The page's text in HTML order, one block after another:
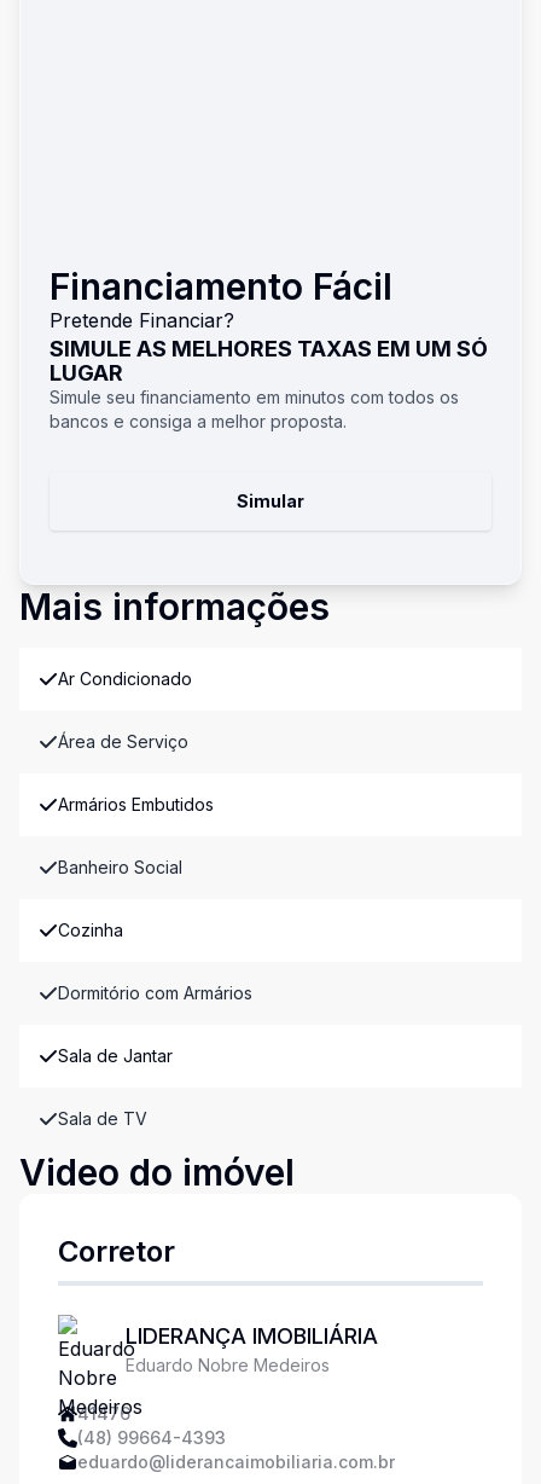
Financiamento Fácil
Pretende Financiar?
SIMULE AS MELHORES TAXAS EM UM SÓ
LUGAR
Simule seu financiamento em minutos com todos os
bancos e consiga a melhor proposta.
Simular
Mais informações
Ar Condicionado
Área de Serviço
Armários Embutidos
Banheiro Social
Cozinha
Dormitório com Armários
Sala de Jantar
Sala de TV
Video do imóvel
Corretor
LIDERANÇA IMOBILIÁRIA
Eduardo Nobre Medeiros
41476
(48) 99664-4393
eduardo@liderancaimobiliaria.com.br